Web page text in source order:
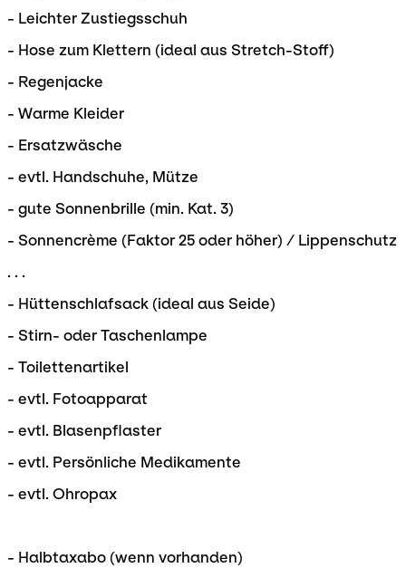
- Leichter Zustiegsschuh
- Hose zum Klettern (ideal aus Stretch-Stoff)
- Regenjacke
- Warme Kleider
- Ersatzwäsche
- evtl. Handschuhe, Mütze
- gute Sonnenbrille (min. Kat. 3)
- Sonnencrème (Faktor 25 oder höher) / Lippenschutz
. . .
- Hüttenschlafsack (ideal aus Seide)
- Stirn- oder Taschenlampe
- Toilettenartikel
- evtl. Fotoapparat
- evtl. Blasenpflaster
- evtl. Persönliche Medikamente
- evtl. Ohropax
- Halbtaxabo (wenn vorhanden)